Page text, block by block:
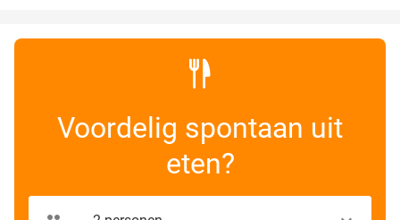
Voordelig spontaan uit
eten?